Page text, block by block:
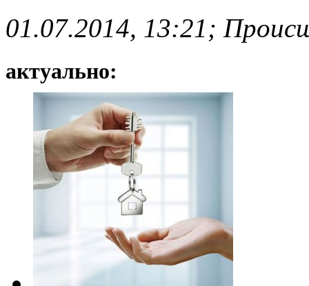
01.07.2014, 13:21;
актуально: